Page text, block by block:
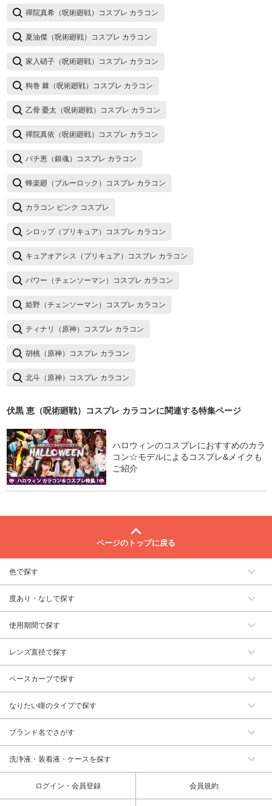
禪院真希（呪術廻戦）コスプレ カラコン
夏油傑（呪術廻戦）コスプレ カラコン
家入硝子（呪術廻戦）コスプレ カラコン
狗巻 棘（呪術廻戦）コスプレ カラコン
乙骨 憂太（呪術廻戦）コスプレ カラコン
禪院真依（呪術廻戦）コスプレ カラコン
パチ恵（銀魂）コスプレ カラコン
蜂楽廻（ブルーロック）コスプレ カラコン
カラコン ピンク コスプレ
シロップ（プリキュア）コスプレ カラコン
キュアオアシス（プリキュア）コスプレ カラコン
パワー（チェンソーマン）コスプレ カラコン
姫野（チェンソーマン）コスプレ カラコン
ティナリ（原神）コスプレ カラコン
胡桃（原神）コスプレ カラコン
北斗（原神）コスプレ カラコン
伏黒 恵（呪術廻戦）コスプレ カラコンに関連する特集ページ
ハロウィンのコスプレにおすすめのカラ
コン☆モデルによるコスプレ&メイクも
ご紹介
ページのトップに戻る
色で探す
度あり・なしで探す
使用期間で探す
レンズ直径で探す
ベースカーブで探す
なりたい瞳のタイプで探す
ブランド名でさがす
洗浄液・装着液・ケースを探す
ログイン・会員登録 会員規約